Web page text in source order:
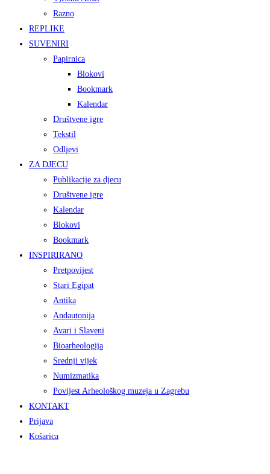
Razno
REPLIKE
SUVENIRI
Papirnica
Blokovi
Bookmark
Kalendar
Društvene igre
Tekstil
Odljevi
ZA DJECU
Publikacije za djecu
Društvene igre
Kalendar
Blokovi
Bookmark
INSPIRIRANO
Pretpovijest
Stari Egipat
Antika
Andautonija
Avari i Slaveni
Bioarheologija
Srednji vijek
Numizmatika
Povijest Arheološkog muzeja u Zagrebu
KONTAKT
Prijava
Košarica